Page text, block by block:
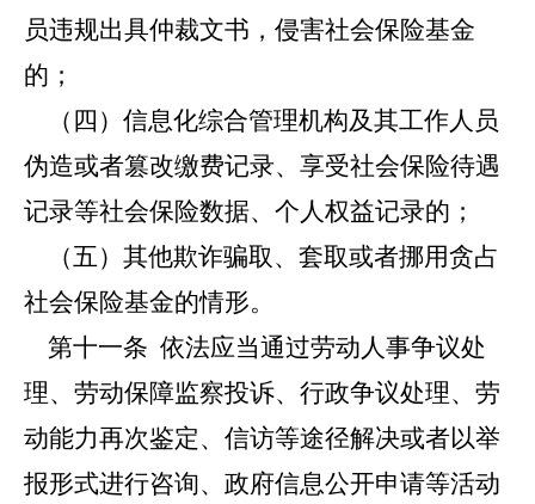
员违规出具仲裁文书，侵害社会保险基金
的；
（四）信息化综合管理机构及其工作人员
伪造或者篡改缴费记录、享受社会保险待遇
记录等社会保险数据、个人权益记录的；
（五）其他欺诈骗取、套取或者挪用贪占
社会保险基金的情形。
第十一条 依法应当通过劳动人事争议处
理、劳动保障监察投诉、行政争议处理、劳
动能力再次鉴定、信访等途径解决或者以举
报形式进行咨询、政府信息公开申请等活动